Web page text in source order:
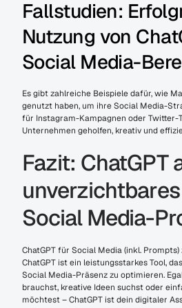
Fallstudien:
Nutzung von
Social Media-
Es gibt zahlreiche Beispiele dafür, wie
genutzt haben, um ihre Social Media-
für Instagram-Kampagnen oder Twitter-
Unternehmen geholfen, kreativ und
Fazit: ChatGPT
Social Media-
ChatGPT für Social Media (inkl.
ChatGPT ist ein leistungsstarkes Tool,
Social Media-Präsenz zu optimieren.
brauchst, kreative Ideen suchst oder
möchtest – ChatGPT ist dein digitaler